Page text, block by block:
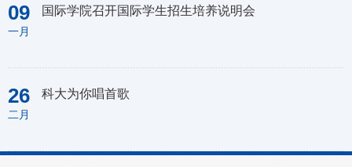
09
一月
国际学院召开国际学生招生培养说明会
26
二月
科大为你唱首歌